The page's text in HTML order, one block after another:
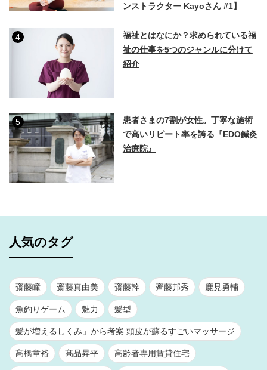
ンストラクター Kayoさん #1】
4
福祉とはなにか？求められている福
祉の仕事を5つのジャンルに分けて
紹介
5
患者さまの7割が女性。丁寧な施術
で高いリピート率を誇る『EDO鍼灸
治療院』
人気のタグ
齋藤瞳 齋藤真由美 齋藤幹 齊藤邦秀 鹿見勇輔
魚釣りゲーム 魅力 髪型
髪が増えるしくみ」から考案 頭皮が蘇るすごいマッサージ
髙橋章裕 髙品昇平 高齢者専用賃貸住宅